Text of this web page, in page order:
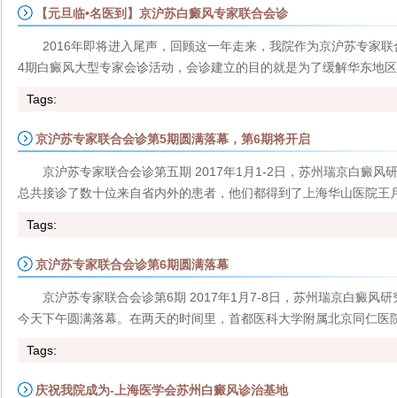
【元旦临•名医到】京沪苏白癜风专家联合会诊
2016年即将进入尾声，回顾这一年走来，我院作为京沪苏专家
4期白癜风大型专家会诊活动，会诊建立的目的就是为了缓解华东地
Tags:
京沪苏专家联合会诊第5期圆满落幕，第6期将开启
京沪苏专家联合会诊第五期 2017年1月1-2日，苏州瑞京白癜风
总共接诊了数十位来自省内外的患者，他们都得到了上海华山医院
Tags:
京沪苏专家联合会诊第6期圆满落幕
京沪苏专家联合会诊第6期 2017年1月7-8日，苏州瑞京白癜风
今天下午圆满落幕。在两天的时间里，首都医科大学附属北京同仁医
Tags:
庆祝我院成为-上海医学会苏州白癜风诊治基地